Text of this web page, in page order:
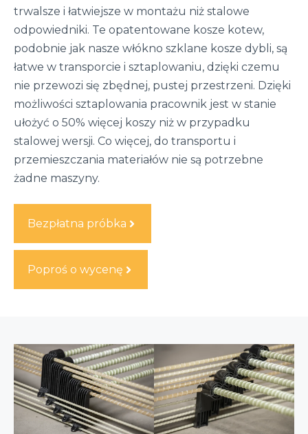
trwalsze i łatwiejsze w montażu niż stalowe
odpowiedniki. Te opatentowane kosze kotew,
podobnie jak nasze włókno szklane kosze dybli, są
łatwe w transporcie i sztaplowaniu, dzięki czemu
nie przewozi się zbędnej, pustej przestrzeni. Dzięki
możliwości sztaplowania pracownik jest w stanie
ułożyć o 50% więcej koszy niż w przypadku
stalowej wersji. Co więcej, do transportu i
przemieszczania materiałów nie są potrzebne
żadne maszyny.
Bezpłatna próbka
Poproś o wycenę